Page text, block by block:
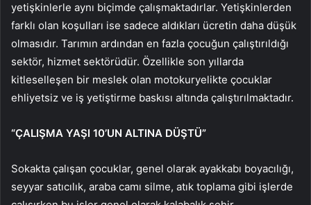
yetişkinlerle aynı biçimde çalışmaktadırlar. Yetişkinlerden
farklı olan koşulları ise sadece aldıkları ücretin daha düşük
olmasıdır. Tarımın ardından en fazla çocuğun çalıştırıldığı
sektör, hizmet sektörüdür. Özellikle son yıllarda
kitleselleşen bir meslek olan motokuryelikte çocuklar
ehliyetsiz ve iş yetiştirme baskısı altında çalıştırılmaktadır.
“ÇALIŞMA YAŞI 10’UN ALTINA DÜŞTÜ”
Sokakta çalışan çocuklar, genel olarak ayakkabı boyacılığı,
seyyar satıcılık, araba camı silme, atık toplama gibi işlerde